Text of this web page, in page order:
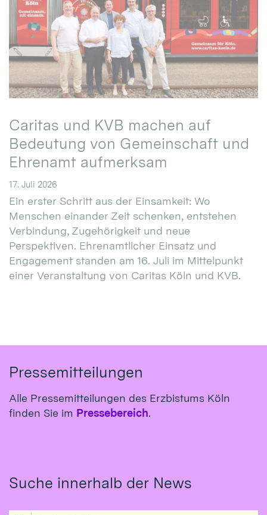
Caritas und KVB machen auf
Bedeutung von Gemeinschaft und
Ehrenamt aufmerksam
17. Juli 2026
Ein erster Schritt aus der Einsamkeit: Wo
Menschen einander Zeit schenken, entstehen
Verbindung, Zugehörigkeit und neue
Perspektiven. Ehrenamtlicher Einsatz und
Engagement standen am 16. Juli im Mittelpunkt
einer Veranstaltung von Caritas Köln und KVB.
Pressemitteilungen
Alle Pressemitteilungen des Erzbistums Köln
finden Sie im Pressebereich.
Suche innerhalb der News